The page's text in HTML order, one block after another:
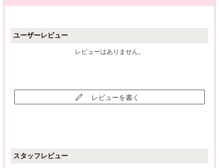
ユーザーレビュー
レビューはありません。
レビューを書く
スタッフレビュー